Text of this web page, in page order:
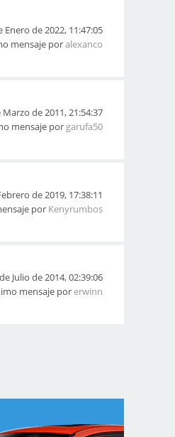
Enero de 2022, 11:47:05
mensaje poralexanco
de 2011, 21:54:37
mensaje por garufa50
de 2019, 17:38:11
por Kenyrumbos
Julio de 2014, 02:39:06
mensaje porerwinn